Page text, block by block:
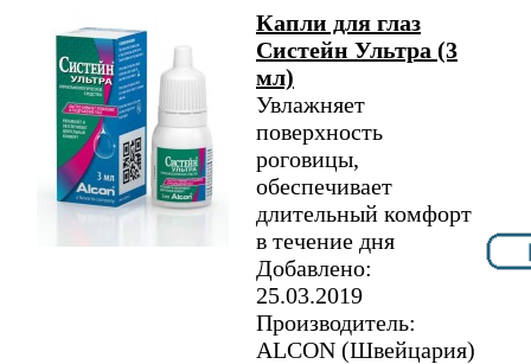
Капли для глаз
Систейн Ультра (3
мл)
Увлажняет
поверхность
роговицы,
обеспечивает
длительный комфорт
в течение дня
Добавлено:
25.03.2019
Производитель:
ALCON (Швейцария)